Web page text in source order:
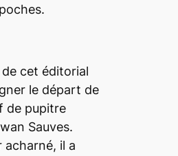
cet éditorial
le départ de
de pupitre
Sauves.
acharné, il a